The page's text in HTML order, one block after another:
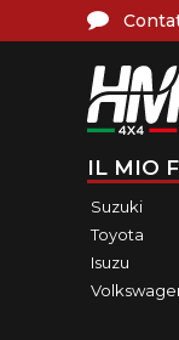
IL MIO
Suzuki
Toyota
Isuzu